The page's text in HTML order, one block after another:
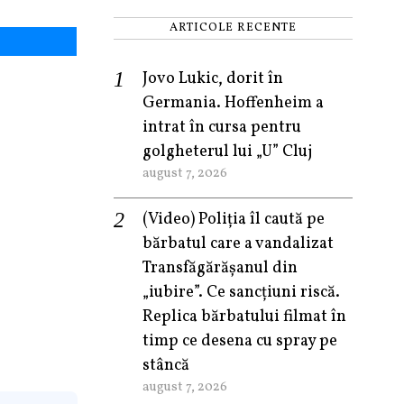
ARTICOLE RECENTE
Jovo Lukic, dorit în
Germania. Hoffenheim a
intrat în cursa pentru
golgheterul lui „U” Cluj
august 7, 2026
(Video) Poliția îl caută pe
bărbatul care a vandalizat
Transfăgărășanul din
„iubire”. Ce sancțiuni riscă.
Replica bărbatului filmat în
timp ce desena cu spray pe
stâncă
august 7, 2026